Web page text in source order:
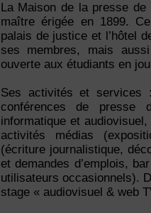
La Maison de la presse
maître érigée en 1899.
palais de justice et l’hôtel
ses membres, mais
ouverte aux étudiants en
Ses activités et services
conférences de
informatique et
activités médias
(écriture journalistique,
et demandes d’emplois,
utilisateurs occasionnels).
stage « audiovisuel & web